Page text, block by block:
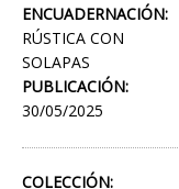
ENCUADERNACIÓN:
RÚSTICA CON
SOLAPAS
PUBLICACIÓN:
30/05/2025
COLECCIÓN: